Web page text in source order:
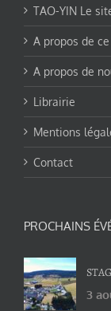
TAO-YIN Le
A propos de
A propos de
Librairie
Mentions
Contact
PROCHAINS
3